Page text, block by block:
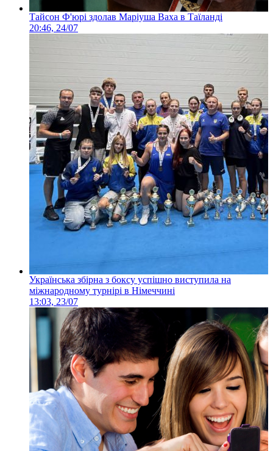
Тайсон Ф'юрі здолав Маріуша Ваха в Таїланді
20:46, 24/07
Українська збірна з боксу успішно виступила на
міжнародному турнірі в Німеччині
13:03, 23/07